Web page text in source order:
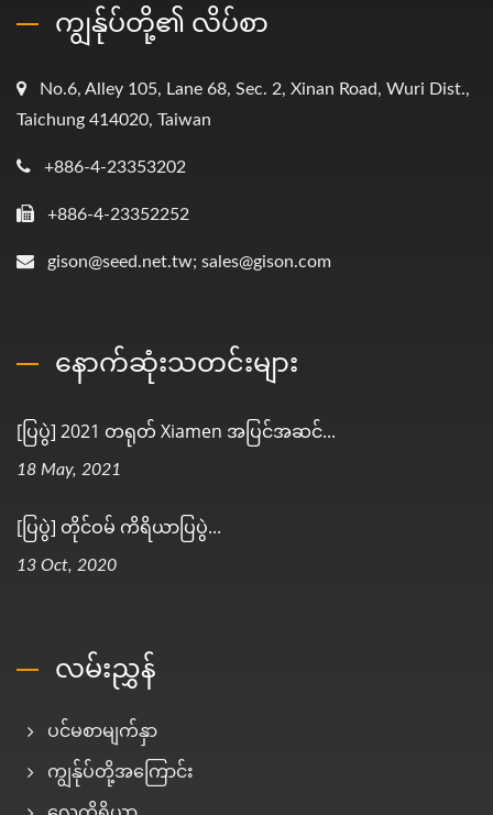
ကျွန်ုပ်တို့၏ လိပ်စာ
No.6, Alley 105, Lane 68, Sec. 2, Xinan Road, Wuri Dist.,
Taichung 414020, Taiwan
+886-4-23353202
+886-4-23352252
gison@seed.net.tw; sales@gison.com
နောက်ဆုံးသတင်းများ
[ပြပွဲ] 2021 တရုတ် Xiamen အပြင်အဆင်...
18 May, 2021
[ပြပွဲ] တိုင်ဝမ် ကိရိယာပြပွဲ...
13 Oct, 2020
လမ်းညွှန်
ပင်မစာမျက်နှာ
ကျွန်ုပ်တို့အကြောင်း